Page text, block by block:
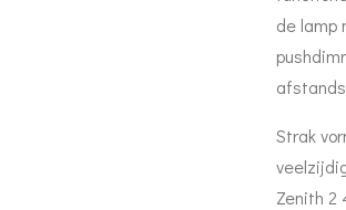
de lamp
Strak
Zenith 2